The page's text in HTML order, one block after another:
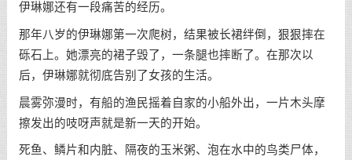
伊琳娜还有一段痛苦的经历。
那年八岁的伊琳娜第一次爬树，结果被长裙绊倒，狠狠摔在
砾石上。她漂亮的裙子毁了，一条腿也摔断了。在那次以
后，伊琳娜就彻底告别了女孩的生活。
晨雾弥漫时，有船的渔民摇着自家的小船外出，一片木头摩
擦发出的吱呀声就是新一天的开始。
死鱼、鳞片和内脏、隔夜的玉米粥、泡在水中的鸟类尸体，